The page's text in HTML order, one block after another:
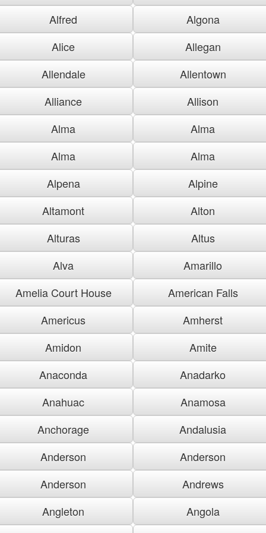
Alfred
Algona
Alice
Allegan
Allendale
Allentown
Alliance
Allison
Alma
Alma
Alma
Alma
Alpena
Alpine
Altamont
Alton
Alturas
Altus
Alva
Amarillo
Amelia Court House
American Falls
Americus
Amherst
Amidon
Amite
Anaconda
Anadarko
Anahuac
Anamosa
Anchorage
Andalusia
Anderson
Anderson
Anderson
Andrews
Angleton
Angola